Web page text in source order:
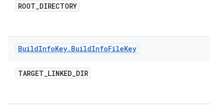
ROOT_DIRECTORY
BuildInfoKey. BuildInfoFileKey
TARGET_LINKED_DIR